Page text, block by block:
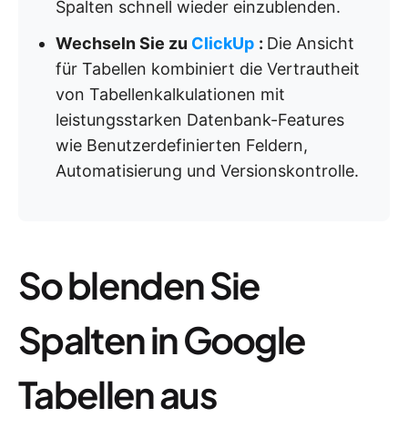
Spalten schnell wieder einzublenden.
Wechseln Sie zu ClickUp : Die Ansicht
für Tabellen kombiniert die Vertrautheit
von Tabellenkalkulationen mit
leistungsstarken Datenbank-Features
wie Benutzerdefinierten Feldern,
Automatisierung und Versionskontrolle.
So blenden Sie
Spalten in Google
Tabellen aus